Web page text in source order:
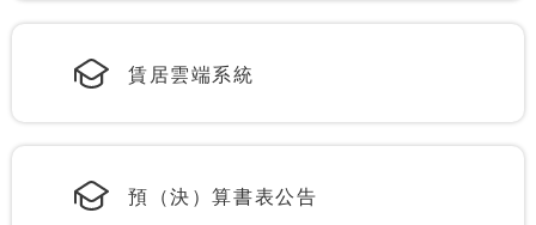
賃居雲端系統
預（決）算書表公告